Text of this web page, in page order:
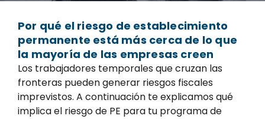
Por qué el riesgo de establecimiento
permanente está más cerca de lo que
la mayoría de las empresas creen
Los trabajadores temporales que cruzan las
fronteras pueden generar riesgos fiscales
imprevistos. A continuación te explicamos qué
implica el riesgo de PE para tu programa de